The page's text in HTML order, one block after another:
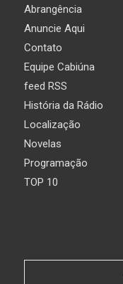
Abrangência
Anuncie Aqui
Contato
Equipe Cabiúna
feed RSS
História da Rádio
Localização
Novelas
Programação
TOP 10